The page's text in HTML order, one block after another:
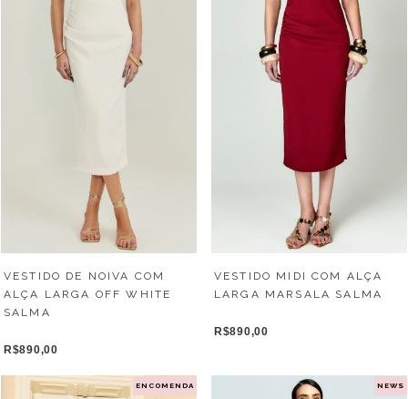
VESTIDO DE NOIVA COM
ALÇA LARGA OFF WHITE
SALMA
R$890,00
VESTIDO MIDI COM ALÇA
LARGA MARSALA SALMA
R$890,00
ENCOMENDA NEWS